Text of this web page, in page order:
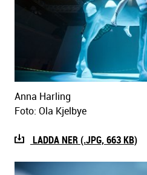
Anna Harling
Foto: Ola Kjelbye
LADDA NER (.JPG, 663 KB)